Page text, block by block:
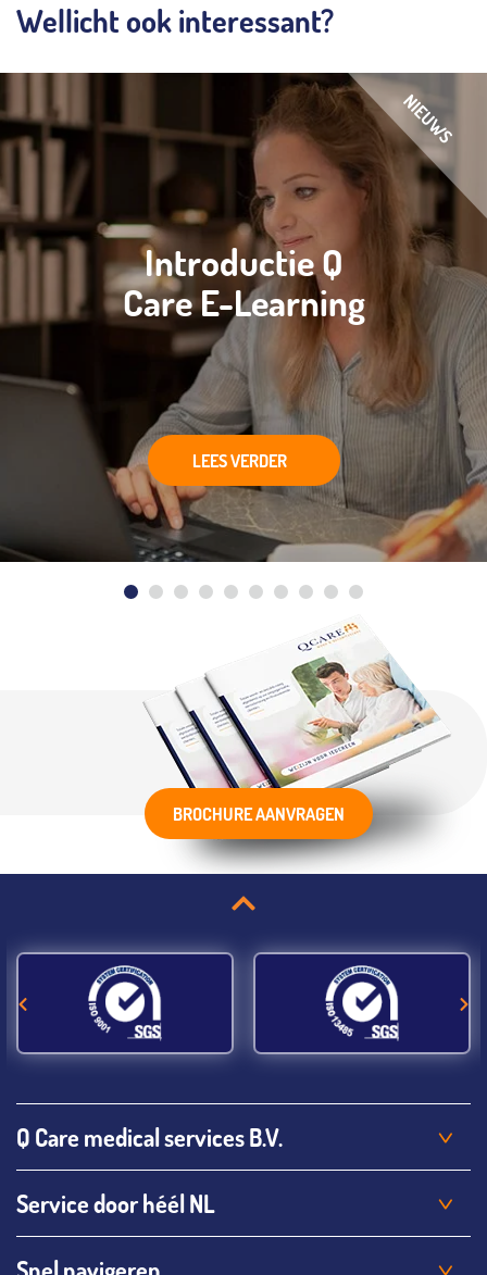
Wellicht ook interessant?
Introductie Q
Care E-Learning
LEES VERDER
BROCHURE AANVRAGEN
Q Care medical services B.V.
Service door héél NL